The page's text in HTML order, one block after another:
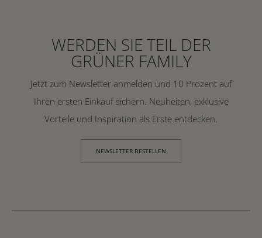
WERDEN SIE TEIL DER
GRÜNER FAMILY
Jetzt zum Newsletter anmelden und 10 Prozent auf
Ihren ersten Einkauf sichern. Neuheiten, exklusive
Vorteile und Inspiration als Erste entdecken.
NEWSLETTER BESTELLEN